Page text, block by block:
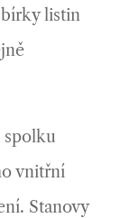
listin
spolku
vnitřní
Stanovy